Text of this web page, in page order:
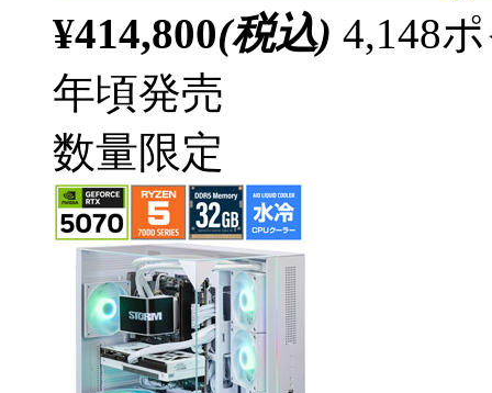
¥414,800(税込) 4,148
年頃発売
数量限定